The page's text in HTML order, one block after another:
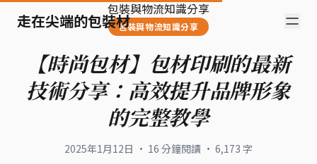
走在尖端的包裝材
包裝與物流知識分享
包裝與物流知識分享
【時尚包材】包材印刷的最新
技術分享：高效提升品牌形象
的完整教學
2025年1月12日 · 16 分鐘閱讀 · 6,173 字